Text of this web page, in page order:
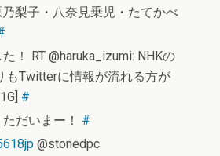
乃梨子・八奈見乗児・たてかべ
！ RT @haruka_izumi: NHKの
もTwitterに情報が流れる方が
#
だいまー！ #
@stonedpc